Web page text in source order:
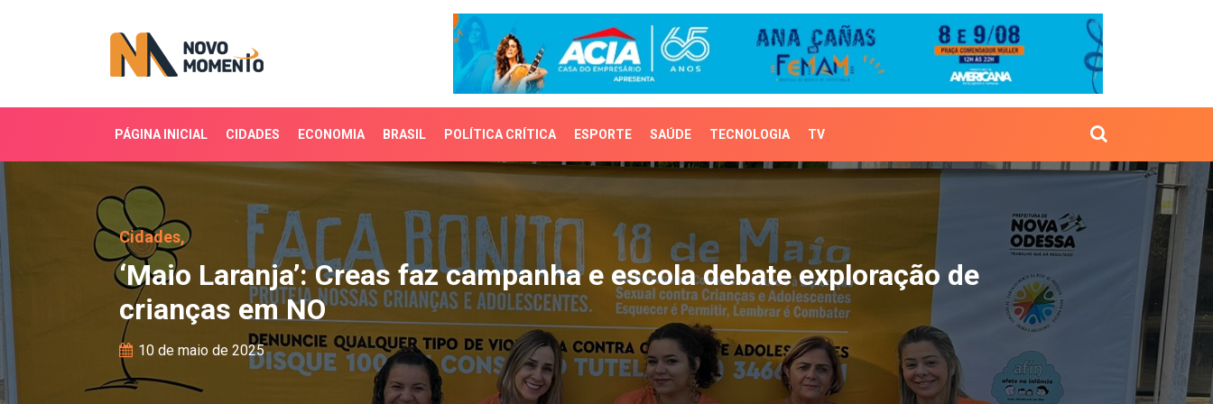
PÁGINA INICIAL CIDADES ECONOMIA BRASIL POLÍTICA CRÍTICA ESPORTE SAÚDE TECNOLOGIA TV
‘Maio Laranja’: Creas faz campanha e escola debate exploração de
Cidades,
‘Maio Laranja’: Creas faz campanha e escola debate exploração de
crianças em NO
10 de maio de 2025